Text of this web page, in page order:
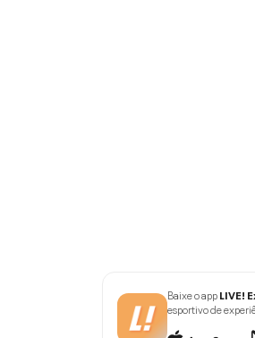
Baixe o appLIVE!
esportivo de